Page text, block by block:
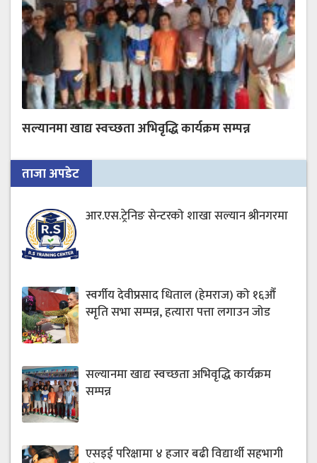
सल्यानमा खाद्य स्वच्छता अभिवृद्धि कार्यक्रम सम्पन्न
ताजा अपडेट
आर.एस.ट्रेनिङ सेन्टरको शाखा सल्यान श्रीनगरमा
स्वर्गीय देवीप्रसाद धिताल (हेमराज) को १६औँ
स्मृति सभा सम्पन्न, हत्यारा पत्ता लगाउन जोड
सल्यानमा खाद्य स्वच्छता अभिवृद्धि कार्यक्रम
सम्पन्न
एसइई परिक्षामा ४ हजार बढी विद्यार्थी सहभागी